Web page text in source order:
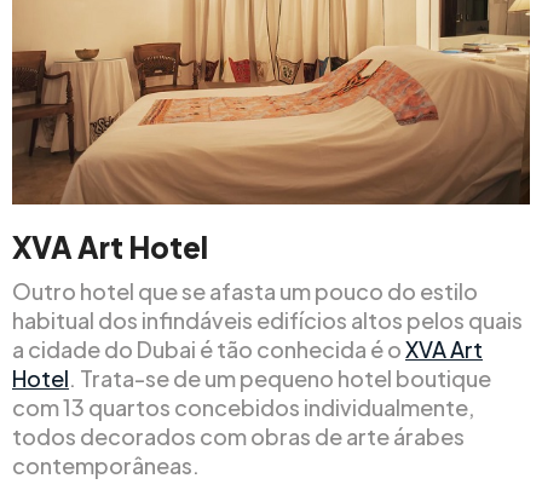
XVA Art Hotel
Outro hotel que se afasta um pouco do estilo
habitual dos infindáveis edifícios altos pelos quais
a cidade do Dubai é tão conhecida é oXVA Art
Hotel. Trata-se de um pequeno hotel boutique
com 13 quartos concebidos individualmente,
todos decorados com obras de arte árabes
contemporâneas.